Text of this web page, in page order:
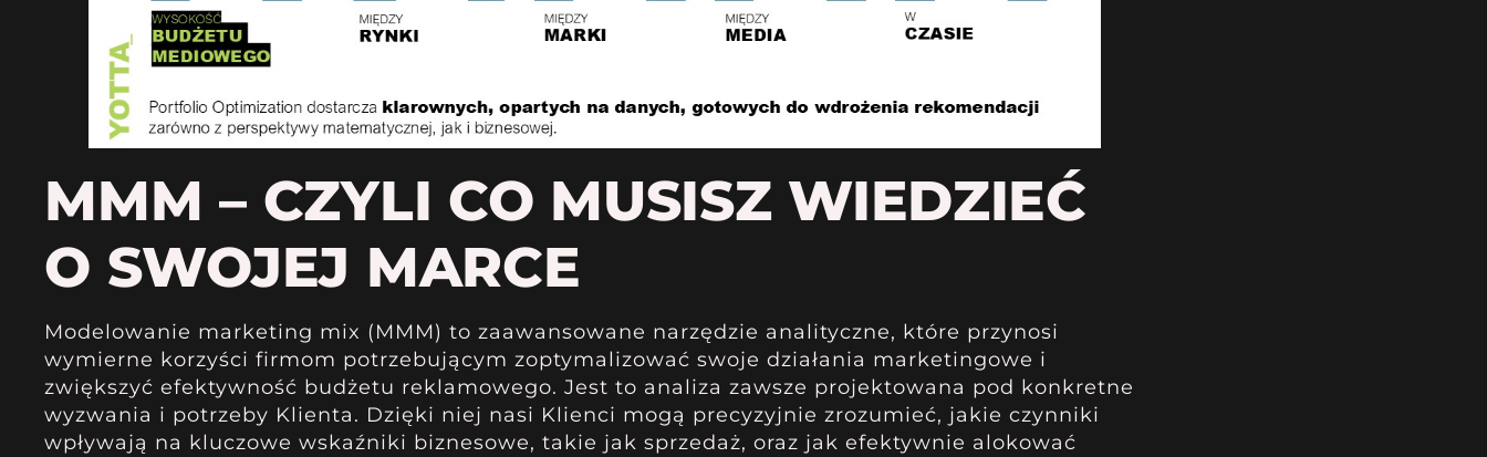
MMM – CZYLI CO MUSISZ WIEDZIEĆ
O SWOJEJ MARCE
Modelowanie marketing mix (MMM) to zaawansowane narzędzie analityczne, które przynosi
wymierne korzyści firmom potrzebującym zoptymalizować swoje działania marketingowe i
zwiększyć efektywność budżetu reklamowego. Jest to analiza zawsze projektowana pod konkretne
wyzwania i potrzeby Klienta. Dzięki niej nasi Klienci mogą precyzyjnie zrozumieć, jakie czynniki
wpływają na kluczowe wskaźniki biznesowe, takie jak sprzedaż, oraz jak efektywnie alokować